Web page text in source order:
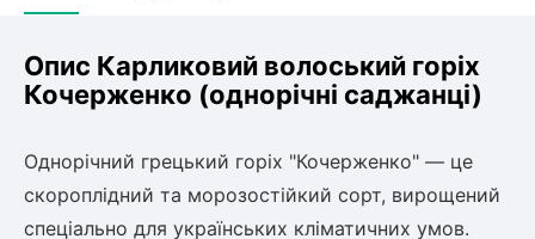
Опис Карликовий волоський горіх
Кочерженко (однорічні саджанці)
Однорічний грецький горіх "Кочерженко" — це
скороплідний та морозостійкий сорт, вирощений
спеціально для українських кліматичних умов.